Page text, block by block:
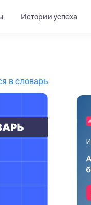
Истории успеха
в словарь